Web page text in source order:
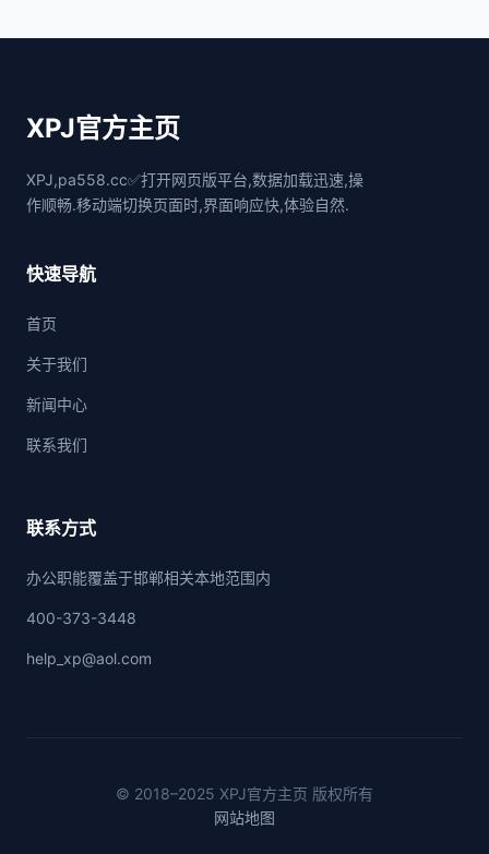
XPJ官方主页
XPJ,pa558.cc✅打开网页版平台,数据加载迅速,操
作顺畅.移动端切换页面时,界面响应快,体验自然.
快速导航
首页
关于我们
新闻中心
联系我们
联系方式
办公职能覆盖于邯郸相关本地范围内
400-373-3448
help_xp@aol.com
© 2018–2025 XPJ官方主页 版权所有
网站地图